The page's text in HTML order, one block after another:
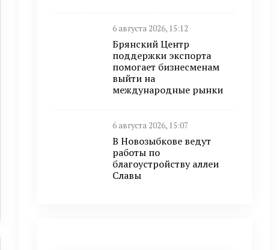
6 августа 2026, 15:12
Брянский Центр
поддержки экспорта
помогает бизнесменам
выйти на
международные рынки
6 августа 2026, 15:07
В Новозыбкове ведут
работы по
благоустройству аллеи
Славы